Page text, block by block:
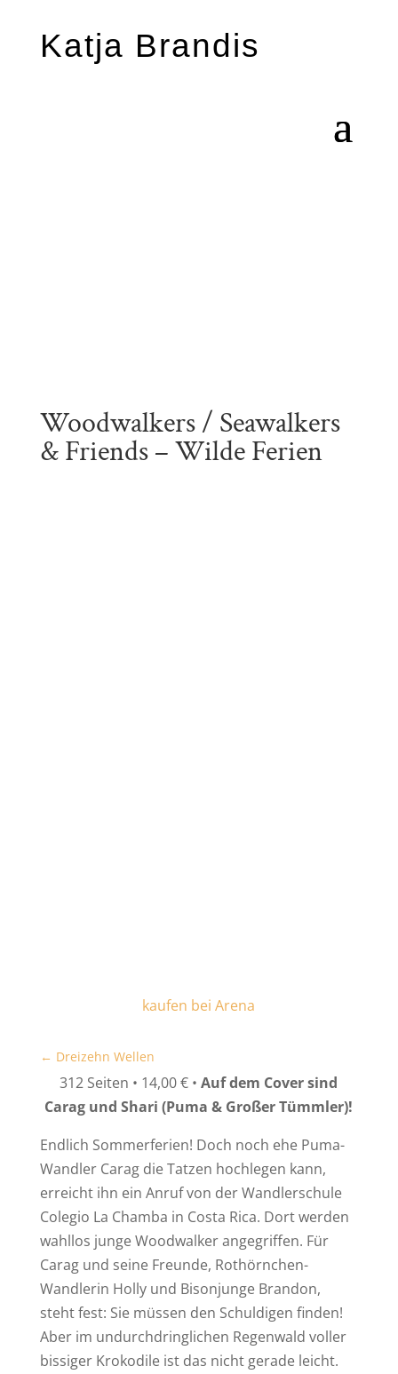
Katja Brandis
Woodwalkers / Seawalkers
& Friends – Wilde Ferien
kaufen bei Arena
← Dreizehn Wellen
312 Seiten • 14,00 € •Auf dem Cover sind
Carag und Shari (Puma & Großer Tümmler)!
Endlich Sommerferien! Doch noch ehe Puma-
Wandler Carag die Tatzen hochlegen kann,
erreicht ihn ein Anruf von der Wandlerschule
Colegio La Chamba in Costa Rica. Dort werden
wahllos junge Woodwalker angegriffen. Für
Carag und seine Freunde, Rothörnchen-
Wandlerin Holly und Bisonjunge Brandon,
steht fest: Sie müssen den Schuldigen finden!
Aber im undurchdringlichen Regenwald voller
bissiger Krokodile ist das nicht gerade leicht.